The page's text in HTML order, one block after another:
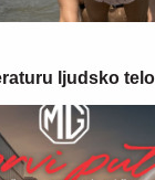
ljudsko